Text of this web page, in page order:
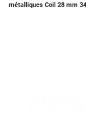
métalliques Coil 28 mm